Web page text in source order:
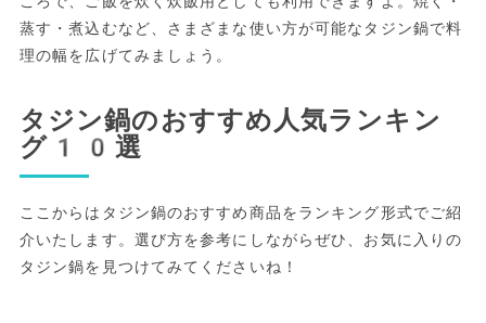
蒸す・煮込むなど、さまざまな使い方が可能なタジン鍋で料
理の幅を広げてみましょう。
タジン鍋のおすすめ人気ランキン
グ10選
ここからはタジン鍋のおすすめ商品をランキング形式でご紹
介いたします。選び方を参考にしながらぜひ、お気に入りの
タジン鍋を見つけてみてくださいね！